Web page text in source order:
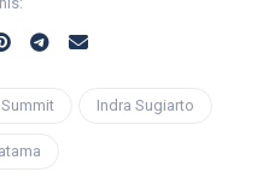
Indra Sugiarto